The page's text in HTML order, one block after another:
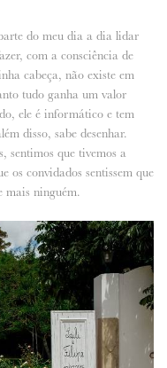
do meu dia a dia lidar
com a consciência de
cabeça, não existe em
tudo ganha um valor
ele é informático e tem
disso, sabe desenhar.
sentimos que tivemos a
os convidados sentissem que
mais ninguém.